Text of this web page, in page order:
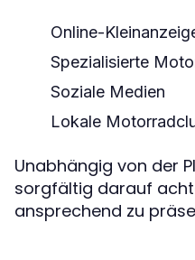
Online-
Spezialisierte
Soziale Medien
Lokale
Unabhängig von der
sorgfältig darauf
ansprechend zu